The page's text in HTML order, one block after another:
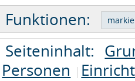
Funktionen:
Seiteninhalt:
Personen